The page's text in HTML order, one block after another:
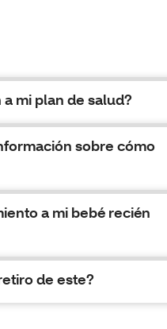
mi plan de salud?
sobre cómo
a mi bebé recién
de este?